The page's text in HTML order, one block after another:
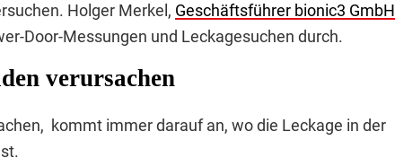
Holger Merkel, Geschäftsführer bionic3 GmbH
Door-Messungen und Leckagesuchen durch.
verursachen
kommt immer darauf an, wo die Leckage in der